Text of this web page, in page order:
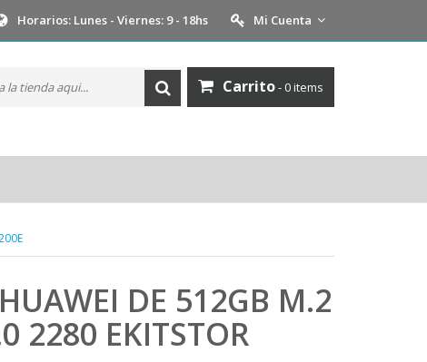
Horarios: Lunes - Viernes: 9 - 18hs Mi Cuenta
Carrito- 0 items
DE 512GB M.2
2280 EKITSTOR